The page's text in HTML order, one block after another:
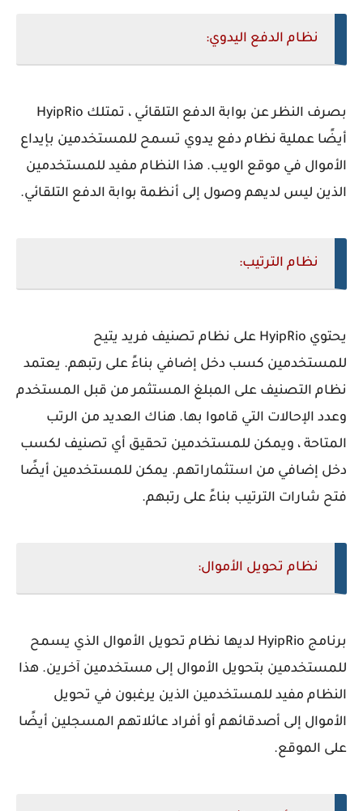
نظام الدفع اليدوي:
بصرف النظر عن بوابة الدفع التلقائي ، تمتلك HyipRio
أيضًا عملية نظام دفع يدوي تسمح للمستخدمين بإيداع
الأموال في موقع الويب. هذا النظام مفيد للمستخدمين
الذين ليس لديهم وصول إلى أنظمة بوابة الدفع التلقائي.
نظام الترتيب:
يحتوي HyipRio على نظام تصنيف فريد يتيح
للمستخدمين كسب دخل إضافي بناءً على رتبهم. يعتمد
نظام التصنيف على المبلغ المستثمر من قبل المستخدم
وعدد الإحالات التي قاموا بها. هناك العديد من الرتب
المتاحة ، ويمكن للمستخدمين تحقيق أي تصنيف لكسب
دخل إضافي من استثماراتهم. يمكن للمستخدمين أيضًا
فتح شارات الترتيب بناءً على رتبهم.
نظام تحويل الأموال:
برنامج HyipRio لديها نظام تحويل الأموال الذي يسمح
للمستخدمين بتحويل الأموال إلى مستخدمين آخرين. هذا
النظام مفيد للمستخدمين الذين يرغبون في تحويل
الأموال إلى أصدقائهم أو أفراد عائلاتهم المسجلين أيضًا
على الموقع.